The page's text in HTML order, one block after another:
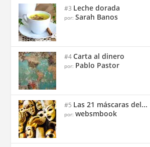
#3 Leche dorada
por:Sarah Banos
#4Carta al dinero
por: Pablo Pastor
#5 Las 21 máscaras del...
por:websmbook